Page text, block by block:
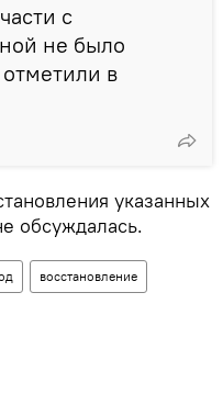
с
не было
в
указанных
обсуждалась.
восстановление